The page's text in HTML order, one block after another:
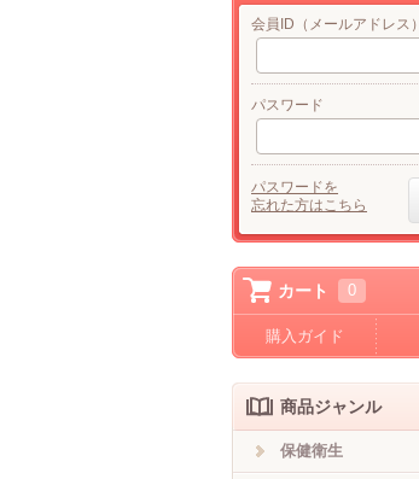
会員ID（メールアドレス）
パスワード
パスワードを
忘れた方はこちら
カート 0
購入ガイド
商品ジャンル
保健衛生